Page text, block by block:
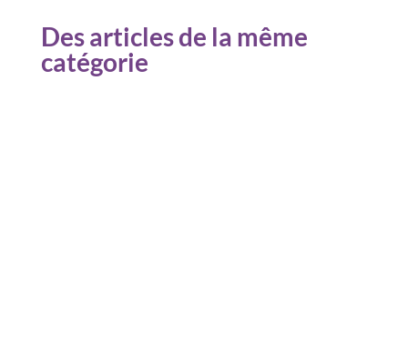
Des articles de la même
catégorie